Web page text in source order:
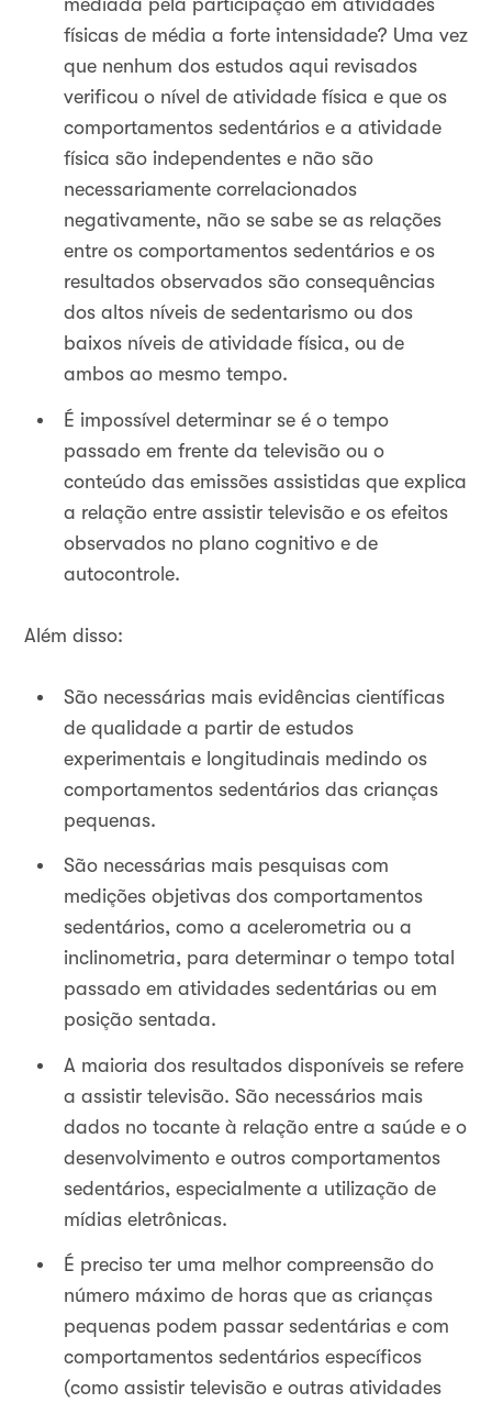
mediada pela participação em atividades
físicas de média a forte intensidade? Uma vez
que nenhum dos estudos aqui revisados
verificou o nível de atividade física e que os
comportamentos sedentários e a atividade
física são independentes e não são
necessariamente correlacionados
negativamente, não se sabe se as relações
entre os comportamentos sedentários e os
resultados observados são consequências
dos altos níveis de sedentarismo ou dos
baixos níveis de atividade física, ou de
ambos ao mesmo tempo.
É impossível determinar se é o tempo
passado em frente da televisão ou o
conteúdo das emissões assistidas que explica
a relação entre assistir televisão e os efeitos
observados no plano cognitivo e de
autocontrole.
Além disso:
São necessárias mais evidências científicas
de qualidade a partir de estudos
experimentais e longitudinais medindo os
comportamentos sedentários das crianças
pequenas.
São necessárias mais pesquisas com
medições objetivas dos comportamentos
sedentários, como a acelerometria ou a
inclinometria, para determinar o tempo total
passado em atividades sedentárias ou em
posição sentada.
A maioria dos resultados disponíveis se refere
a assistir televisão. São necessários mais
dados no tocante à relação entre a saúde e o
desenvolvimento e outros comportamentos
sedentários, especialmente a utilização de
mídias eletrônicas.
É preciso ter uma melhor compreensão do
número máximo de horas que as crianças
pequenas podem passar sedentárias e com
comportamentos sedentários específicos
(como assistir televisão e outras atividades